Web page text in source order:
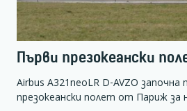
Първи презокеански
Airbus A321neoLR D-AVZO започна
презокеански полет от Париж за